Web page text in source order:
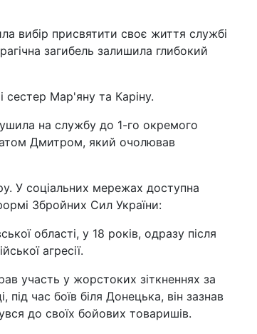
вибір присвятити своє життя службі
загибель залишила глибокий
сестер Мар'яну та Каріну.
на службу до 1-го окремого
Дмитром, який очолював
У соціальних мережах доступна
Збройних Сил України:
області, у 18 років, одразу після
агресії.
участь у жорстоких зіткненнях за
час боїв біля Донецька, він зазнав
до своїх бойових товаришів.